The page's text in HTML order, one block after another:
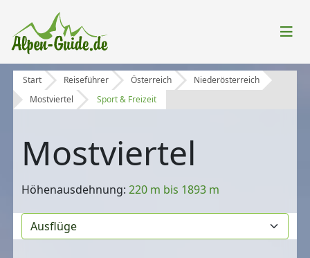
Start Reiseführer Österreich
Niederösterreich
Mostviertel
Sport & Freizeit
Mostviertel
Höhenausdehnung:220 m bis 1893 m